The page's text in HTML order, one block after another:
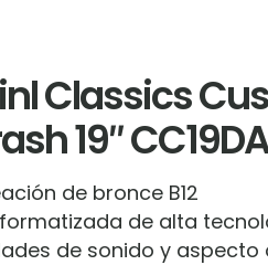
Classics
19″
de bronce B12
de alta
de sonido y aspecto